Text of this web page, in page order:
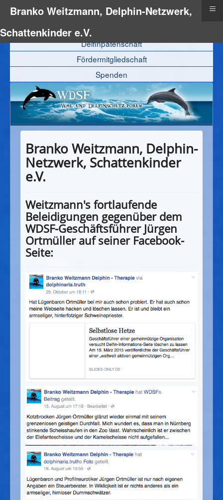
Delfinpatenschaft
Fördermitgliedschaft
Spenden
Branko Weitzmann, Delphin-
Netzwerk, Schattenkinder
e.V.
Weitzmann's fortlaufende
Beleidigungen gegenüber dem
WDSF-Geschäftsführer Jürgen
Ortmüller auf seiner Facebook-
Seite:
Branko Weitzmann, Delphin-Netzwerk,
Schattenkinder e.V.
≡